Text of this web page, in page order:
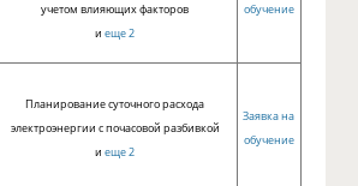
учетом влияющих факторов
иеще 2
обучение
Планирование суточного расхода
электроэнергии с почасовой разбивкой
иеще 2
Заявка на
обучение